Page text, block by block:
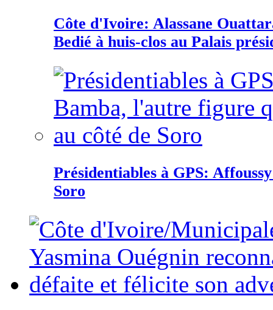
Côte d'Ivoire: Alassane
Bedié à huis-clos au Palais
Présidentiables à GPS:
Soro